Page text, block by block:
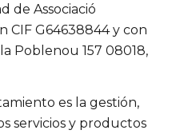
de Associació
CIF G64638844 y con
Poblenou 157 08018,
es la gestión,
servicios y productos